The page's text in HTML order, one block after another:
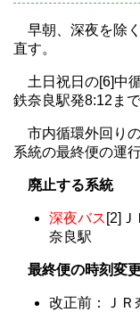
早朝、深夜を除
直す。
土日祝日の[6]中
鉄奈良駅発8:12ま
市内循環外回り
系統の最終便の運
廃止する系統
深夜バス [2]
奈良駅
最終便の時刻変
改正前：Ｊ